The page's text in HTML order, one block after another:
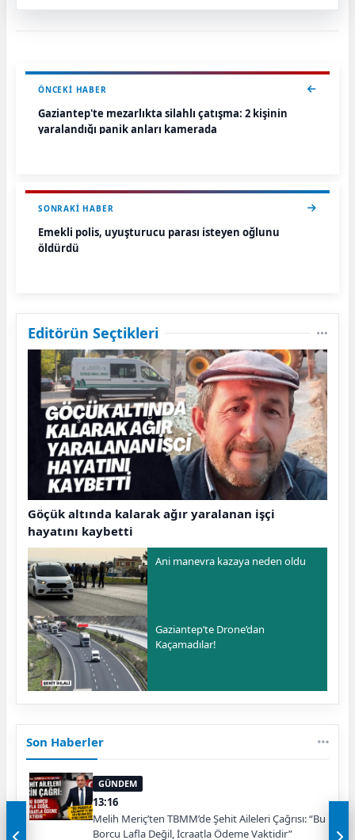
ÖNCEKI HABER
Gaziantep'te mezarlıkta silahlı çatışma: 2 kişinin
yaralandığı panik anları kamerada
SONRAKI HABER
Emekli polis, uyuşturucu parası isteyen oğlunu
öldürdü
Editörün Seçtikleri
Göçük altında kalarak ağır yaralanan işçi
hayatını kaybetti
Ani manevra kazaya neden oldu
Gaziantep’te Drone’dan
Kaçamadılar!
Son Haberler
GÜNDEM
13:16
Melih Meriç’ten TBMM’de Şehit Aileleri Çağrısı: “Bu
Borcu Lafla Değil, İcraatla Ödeme Vaktidir”